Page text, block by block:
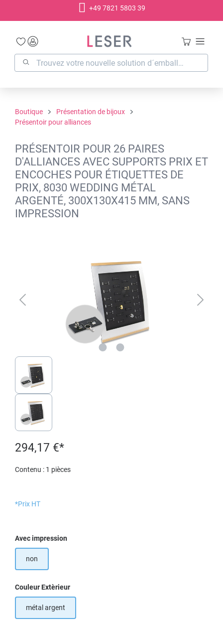
+49 7821 5803 39
Boutique
Présentation de bijoux
Présentoir pour alliances
PRÉSENTOIR POUR 26 PAIRES
D'ALLIANCES AVEC SUPPORTS PRIX ET
ENCOCHES POUR ÉTIQUETTES DE
PRIX, 8030 WEDDING MÉTAL
ARGENTÉ, 300X130X415 MM, SANS
IMPRESSION
294,17 €*
Contenu : 1 pièces
*Prix HT
Sélectionnez
Avec impression
non
Sélectionnez
Couleur Extèrieur
métal argent